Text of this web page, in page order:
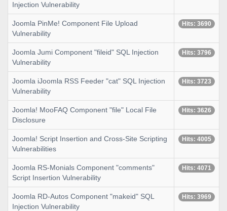
Injection Vulnerability
Joomla PinMe! Component File Upload
Vulnerability
Hits: 3690
Joomla Jumi Component "fileid" SQL Injection
Vulnerability
Hits: 3796
Joomla iJoomla RSS Feeder "cat" SQL Injection
Vulnerability
Hits: 3723
Joomla! MooFAQ Component "file" Local File
Disclosure
Hits: 3626
Joomla! Script Insertion and Cross-Site Scripting
Vulnerabilities
Hits: 4005
Joomla RS-Monials Component "comments"
Script Insertion Vulnerability
Hits: 4071
Joomla RD-Autos Component "makeid" SQL
Injection Vulnerability
Hits: 3969